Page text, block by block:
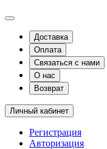
Доставка
Оплата
Связаться с нами
О нас
Возврат
Личный кабинет
Регистрация
Авторизация